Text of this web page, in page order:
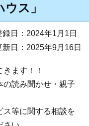
ス」
録日：2024年1月1日
新日：2025年9月16日
ます！！
の読み聞かせ・親子
ス等に関する相談を